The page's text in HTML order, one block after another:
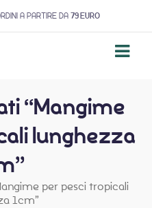
A PARTIRE DA 79 EURO
“Mangime
lunghezza
per pesci tropicali
1cm”